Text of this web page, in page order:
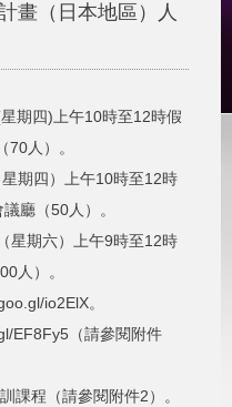
畫（日本地區）人
四)上午10時至12時假
人）。
四）上午10時至12時
廳（50人）。
期六）上午9時至12時
人）。
io2ElX。
（請參閱附件
課程（請參閱附件2）。